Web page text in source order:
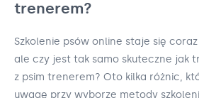
trenerem?
Szkolenie psów online staje się
ale czy jest tak samo skuteczne jak
z psim trenerem? Oto kilka różnic,
uwagę przy wyborze metody